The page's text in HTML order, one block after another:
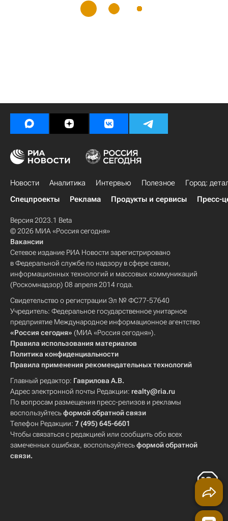
Новости Аналитика Интервью Полезное
Город:
Спецпроекты
Реклама Продукты и сервисы Пресс-
Версия 2023.1 Beta
© 2026 МИА «Россия сегодня»
Вакансии
Сетевое издание РИА Новости зарегистрировано
в Федеральной службе по надзору в сфере связи,
информационных технологий и массовых коммуникаций
(Роскомнадзор) 08 апреля 2014 года.
Свидетельство о регистрации Эл № ФС77-57640
Учредитель: Федеральное государственное унитарное
предприятие Международное информационное агентство
«Россия сегодня» (МИА «Россия сегодня»).
Правила использования материалов
Политика конфиденциальности
Правила применения рекомендательных технологий
Главный редактор: Гаврилова А.В.
Адрес электронной почты Редакции: realty@ria.ru
По вопросам размещения пресс-релизов и рекламы
воспользуйтесьформой обратной связи
Телефон Редакции: 7 (495) 645-6601
Чтобы связаться с редакцией или сообщить обо всех
замеченных ошибках, воспользуйтесьформой обратной
связи.